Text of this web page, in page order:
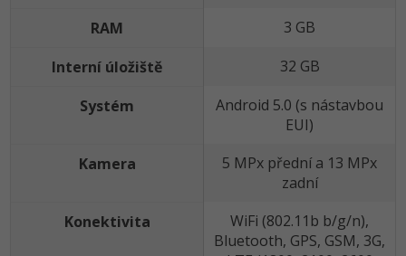
RAM
3 GB
Interní úložiště
32 GB
Systém
Android 5.0 (s nástavbou
EUI)
Kamera
5 MPx přední a 13 MPx
zadní
Konektivita
WiFi (802.11b b/g/n),
Bluetooth, GPS, GSM, 3G,